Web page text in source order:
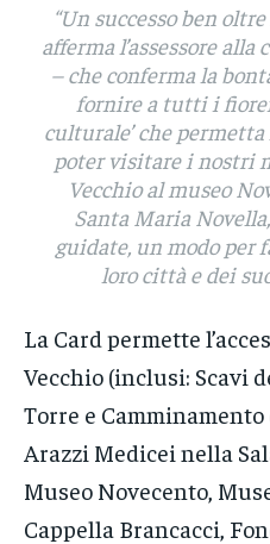
“Un successo ben
afferma l’assessore
–che conferma la
fornire a tutti i
culturale’ che permetta
poter visitare i nostri
Vecchio al museo
Santa Maria
guidate, un modo per
loro città e dei
La Card permette
Vecchio (inclusi: Scavi
Torre e
Arazzi Medicei nella
Museo Novecento,
Cappella Brancacci,